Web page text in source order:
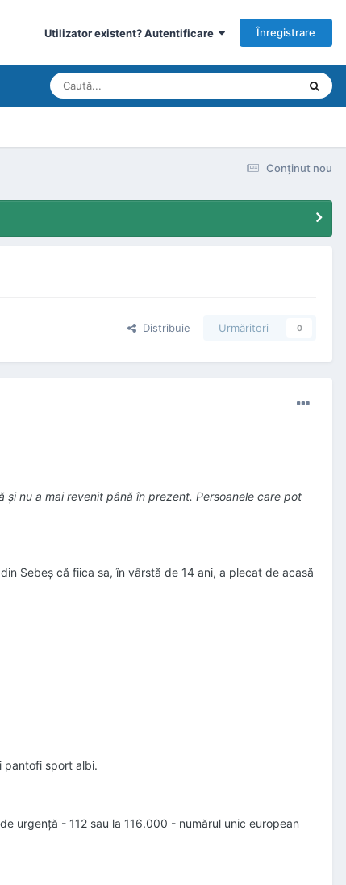
Utilizator existent? Autentificare Înregistrare
Conţinut nou
Distribuie Urmăritori 0
nu a mai revenit până în prezent. Persoanele care pot
Sebeş că fiica sa, în vârstă de 14 ani, a plecat de acasă
pantofi sport albi.
urgenţă - 112 sau la 116.000 - numărul unic european